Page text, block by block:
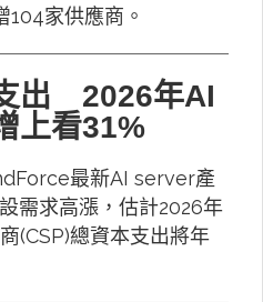
家供應商。
出 2026年AI
上看31%
最新AI server產
需求高漲，估計2026年
(CSP)總資本支出將年